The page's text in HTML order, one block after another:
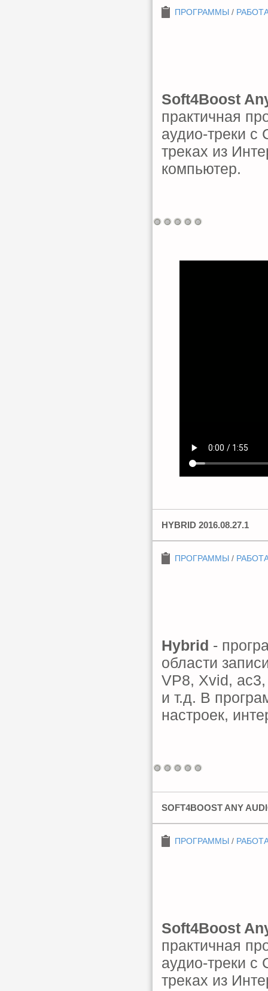
ПРОГРАММЫ /
Soft4Boost
практичная
аудио-треки
треках из
компьютер.
HYBRID 2016.08.27.1
ПРОГРАММЫ /
Hybrid -
области
VP8, Xvid,
и т.д. В
настроек,
SOFT4BOOST ANY
ПРОГРАММЫ /
Soft4Boost
практичная
аудио-треки
треках из